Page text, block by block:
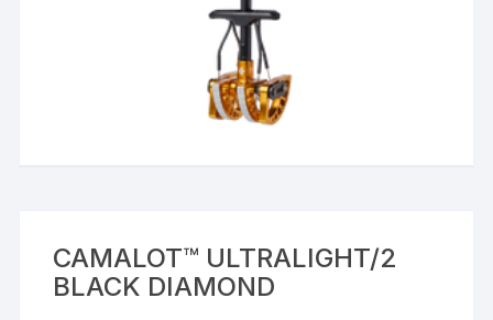
CAMALOT™ ULTRALIGHT/2
BLACK DIAMOND